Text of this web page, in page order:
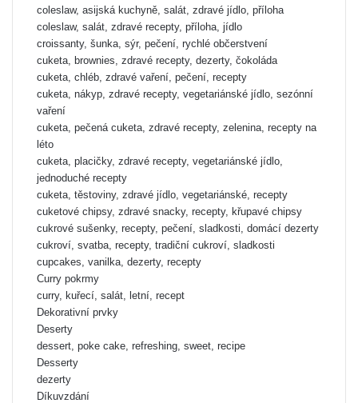
coleslaw, asijská kuchyně, salát, zdravé jídlo, příloha
coleslaw, salát, zdravé recepty, příloha, jídlo
croissanty, šunka, sýr, pečení, rychlé občerstvení
cuketa, brownies, zdravé recepty, dezerty, čokoláda
cuketa, chléb, zdravé vaření, pečení, recepty
cuketa, nákyp, zdravé recepty, vegetariánské jídlo, sezónní
vaření
cuketa, pečená cuketa, zdravé recepty, zelenina, recepty na
léto
cuketa, placičky, zdravé recepty, vegetariánské jídlo,
jednoduché recepty
cuketa, těstoviny, zdravé jídlo, vegetariánské, recepty
cuketové chipsy, zdravé snacky, recepty, křupavé chipsy
cukrové sušenky, recepty, pečení, sladkosti, domácí dezerty
cukroví, svatba, recepty, tradiční cukroví, sladkosti
cupcakes, vanilka, dezerty, recepty
Curry pokrmy
curry, kuřecí, salát, letní, recept
Dekorativní prvky
Deserty
dessert, poke cake, refreshing, sweet, recipe
Desserty
dezerty
Díkuvzdání